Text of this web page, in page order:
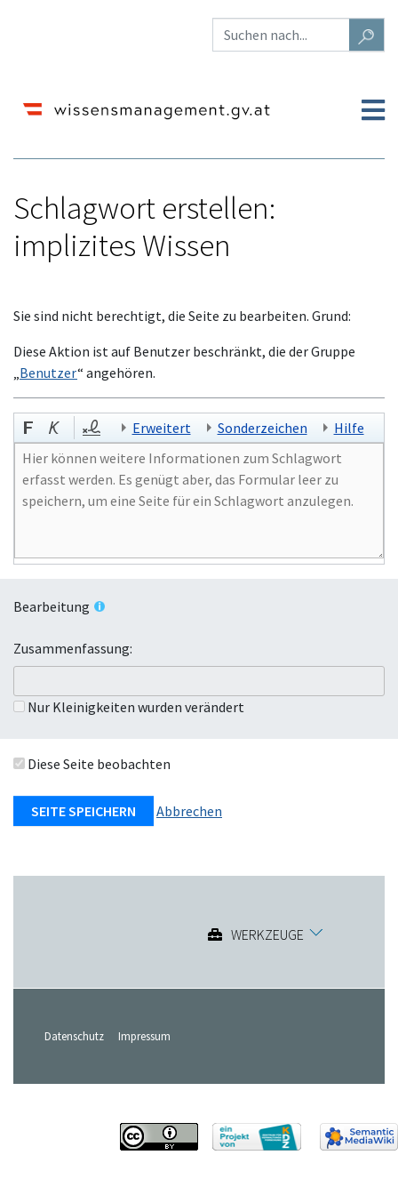
Schlagwort erstellen:
implizites Wissen
Wechseln zu:Navigation, Suche
Sie sind nicht berechtigt, die Seite zu bearbeiten. Grund:
Diese Aktion ist auf Benutzer beschränkt, die der Gruppe
Benutzer“ angehören.
Erweitert Sonderzeichen Hilfe
Bearbeitung
Zusammenfassung:
Nur Kleinigkeiten wurden verändert
Diese Seite beobachten
Abbrechen
WERKZEUGE
Datenschutz Impressum